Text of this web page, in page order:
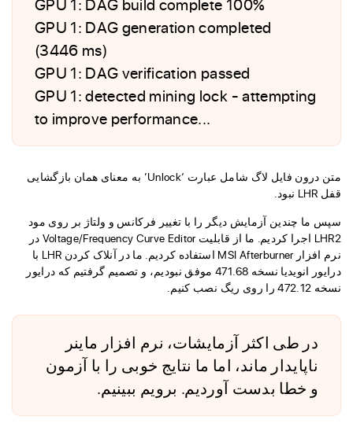
GPU 1: DAG generation completed
(3446 ms)
GPU 1: DAG verification passed
GPU 1: detected mining lock - attempting
to improve performance...
متن درون فایل لاگ شامل عبارت ‘Unlock’ به معنای همان بازگشایی
قفل LHR نبود.
سپس ما چندین آزمایش دیگر را با تغییر فرکانس و ولتاژ بر روی مود
LHR2 اجرا کردیم. ما از قابلیت Voltage/Frequency Curve Editor در
نرم افزار MSI Afterburner استفاده کردیم. ما در آنلاک کردن LHR با
درایور انویدیا نسخه 471.68 موفق نبودیم، و تصمیم گرفتیم که درایور
نسخه 472.12 را روی ریگ نصب کنیم.
در طی اکثر آزمایشات، نرم افزار ماینر
ناپایدار ماند، اما ما نتایج خوبی را با آزمون
و خطا بدست آوردیم. برویم ببینیم.